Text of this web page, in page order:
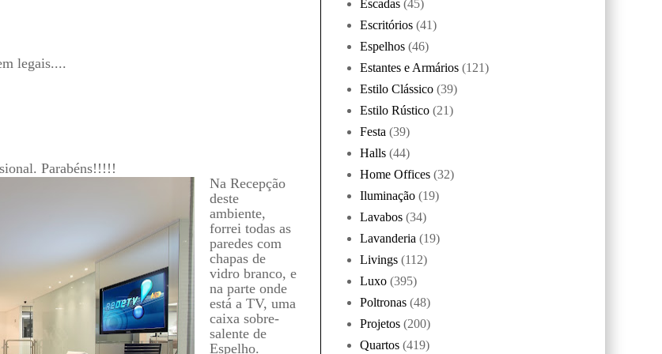
legais....
Parabéns!!!!!
Na Recepção
deste
ambiente,
forrei todas as
paredes com
chapas de
vidro branco, e
na parte onde
está a TV, uma
caixa sobre-
salente de
Espelho.
Escadas (45)
Escritórios (41)
Espelhos (46)
Estantes e Armários (121)
Estilo Clássico (39)
Estilo Rústico (21)
Festa (39)
Halls (44)
Home Offices (32)
Iluminação (19)
Lavabos (34)
Lavanderia (19)
Livings (112)
Luxo (395)
Poltronas (48)
Projetos (200)
Quartos (419)